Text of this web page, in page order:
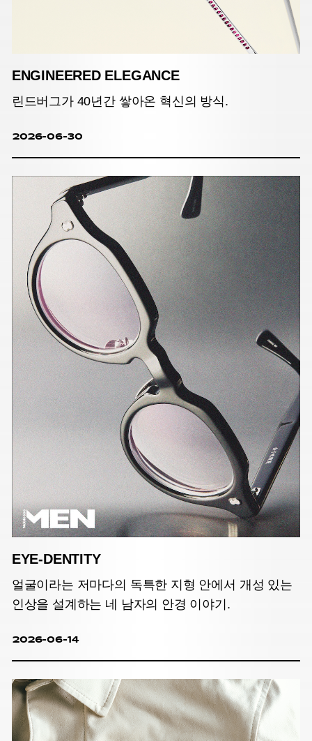
ENGINEERED ELEGANCE
린드버그가 40년간 쌓아온 혁신의 방식.
2026-06-30
EYE-DENTITY
얼굴이라는 저마다의 독특한 지형 안에서 개성 있는
인상을 설계하는 네 남자의 안경 이야기.
2026-06-14